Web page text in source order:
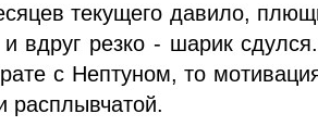
текущего давило,
вдруг резко - шарик
с Нептуном, то
расплывчатой.